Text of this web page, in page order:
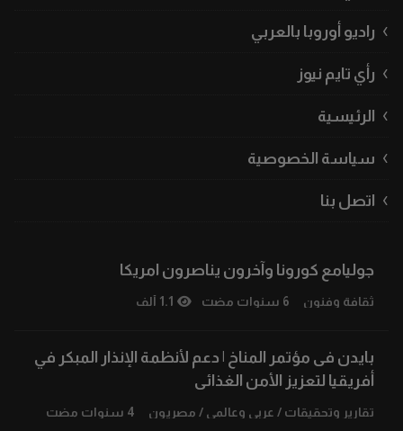
راديو أوروبا بالعربي
رأي تايم نيوز
الرئيسية
سياسة الخصوصية
اتصل بنا
جوليامع كورونا وآخرون يناصرون امريكا
ثقافة وفنون 6 سنوات مضت 1.1 ألف
بايدن فى مؤتمر المناخ | دعم لأنظمة الإنذار المبكر في
أفريقيا لتعزيز الأمن الغذائى
تقارير وتحقيقات / عربي وعالمي / مصريون
4 سنوات مضت